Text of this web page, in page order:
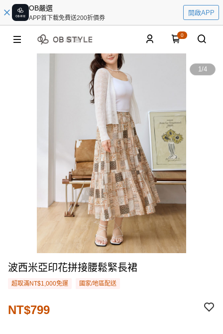
OB嚴選
APP首下載免費送200折價券
開啟APP
0
1/4
波西米亞印花拼接腰鬆緊長裙
超取滿NT$1,000免運 國家/地區配送
NT$799